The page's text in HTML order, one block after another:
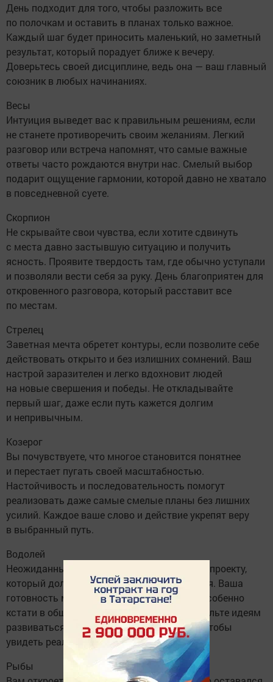
День подходит для того, чтобы разложить все
по полочкам и оставить в планах только важное.
Каждый шаг будет приносить маленький, но заметный
результат, который порадует ближе к вечеру.
Доверьтесь своей дисциплине, ведь она — ваш главный
союзник в любых начинаниях.
Весы
Интуиция выведет вас к правильным решениям, если
не станете противоречить своим желаниям. Легкий
разговор или встреча напомнят, что самые важные
ответы часто рождаются внутри нас. Смелый выбор
подарит ощущение гармонии, которой давно не хватало
в повседневной суете.
Скорпион
Не скрывайте свои чувства, если хотите сдвинуть
с места давно застывшую ситуацию и получить
ясность. Проявите твердость там, где обычно уступали
и позволяли вести себя за руку. День благоприятен для
откровенного разговора, который расставит все
по местам.
Стрелец
Заветная мечта обретет контуры, если позволите себе
действовать открыто и без излишних сомнений. Ваш
настрой заразителен и легко вдохновит людей
на новые свершения и победы. Не откладывайте
первый шаг, даже если путь кажется долгим
и непривычным.
Козерог
Вы почувствуете, что многое становится понятнее
и перестает пугать своей масштабностью.
Настойчивость и последовательность помогут
реализовать даже самые смелые планы без лишних
усилий. Каждое ваше слово и действие укрепят веру
в выбранный путь.
Водолей
Неожиданный разговор может дать толчок проекту,
который долго стоял на месте без движения. Ваша
готовность мыслить нестандартно будет особенно
кстати в общении с новыми людьми. Позвольте идеям
развиваться свободно и без ограничений, чтобы
увидеть реальный результат.
Рыбы